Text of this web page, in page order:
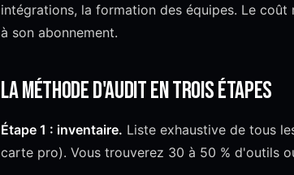
intégrations, la formation des équipes. Le
à son abonnement.
La méthode d'audit en trois étapes
Étape 1 : inventaire. Liste exhaustive de tous
carte pro). Vous trouverez 30 à 50 % d'outils